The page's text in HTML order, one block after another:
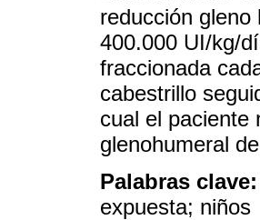
reducción
400.000 UI/kg/
fraccionada
cabestrillo
cual el paciente
glenohumeral
Palabras clave:
expuesta; niños